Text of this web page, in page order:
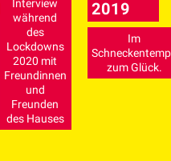
Interview
während
des
Lockdowns
2020 mit
Freundinnen
und
Freunden
des Hauses
2019
Im
zum Glück.